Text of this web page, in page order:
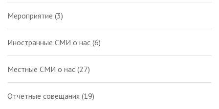
Мероприятие (3)
Иностранные СМИ о нас (6)
Местные СМИ о нас (27)
Отчетные совещания (19)